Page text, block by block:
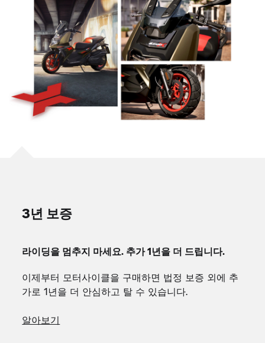
3년 보증
라이딩을 멈추지 마세요. 추가 1년을 더 드립니다.
이제부터 모터사이클을 구매하면 법정 보증 외에 추
가로 1년을 더 안심하고 탈 수 있습니다.
알아보기